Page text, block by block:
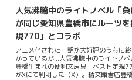
ルロはマケインのことをしょっぱなか
ようなのだ。私も8巻を読んでその完成
ここまで賞賛されるのだろうか？理由
いる割に「なぜそうなのか？」につい
い。小一時間考え込んでも思いつかん
伴って私なりに自分の筆致で解説する
たい。まず第一にChatGPTは「負けヒ
人気沸騰中のライトノベル「
が同じ愛知県豊橋市にルーツ
規770」とコラボ
アニメ化された一期が大好評のうちに
かっているが...人気沸騰中のライトノ
豊橋生まれの便利文房具「ベスト定規
がXにて判明した（X）。精文館書店豊